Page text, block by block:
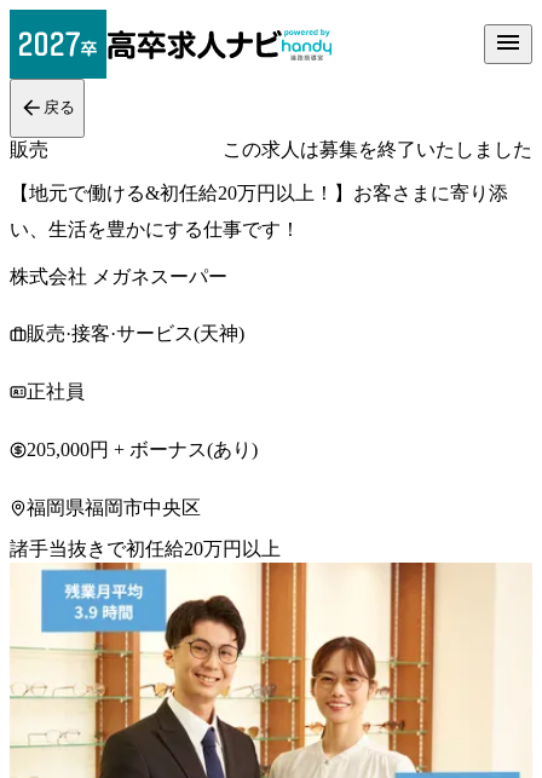
戻る
販売 この求人は募集を終了いたしました
【地元で働ける&初任給20万円以上！】お客さまに寄り添
い、生活を豊かにする仕事です！
株式会社 メガネスーパー
販売·接客·サービス(天神)
正社員
205,000円 + ボーナス(あり)
福岡県福岡市中央区
諸手当抜きで初任給20万円以上